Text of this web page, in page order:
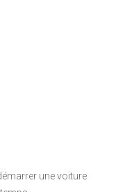
une voiture